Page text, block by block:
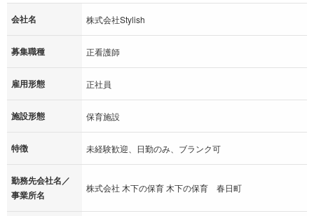
会社名 株式会社Stylish
募集職種 正看護師
雇用形態 正社員
施設形態 保育施設
特徴 未経験歓迎、日勤のみ、ブランク可
勤務先会社名／
事業所名
株式会社 木下の保育 木下の保育 春日町